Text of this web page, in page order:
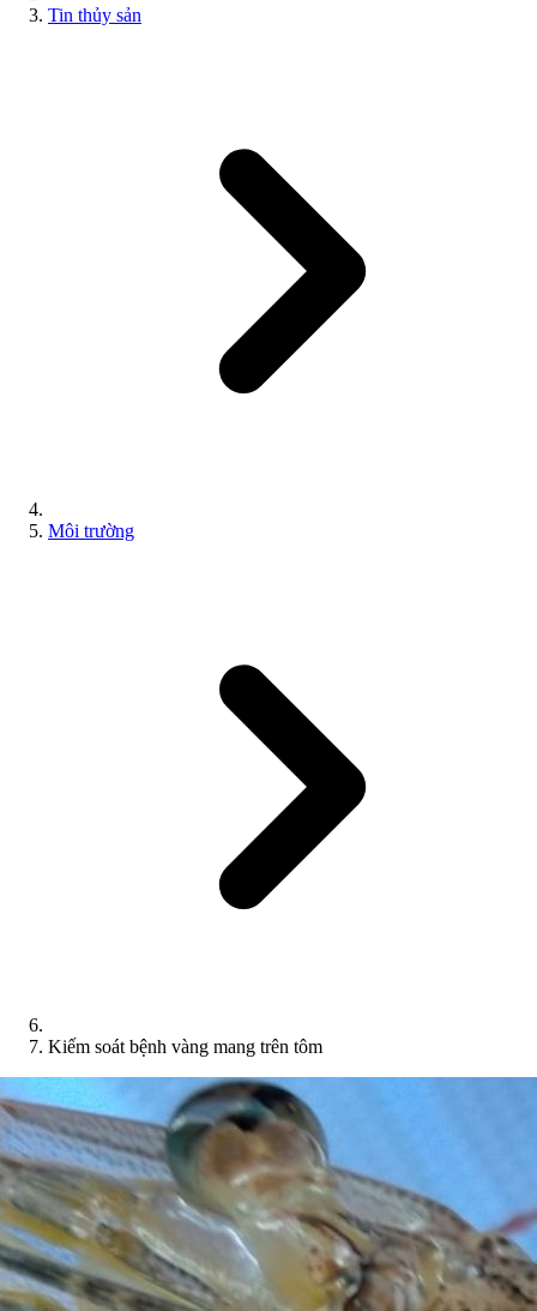
Tin thủy sản
Môi trường
Kiếm soát bệnh vàng mang trên tôm